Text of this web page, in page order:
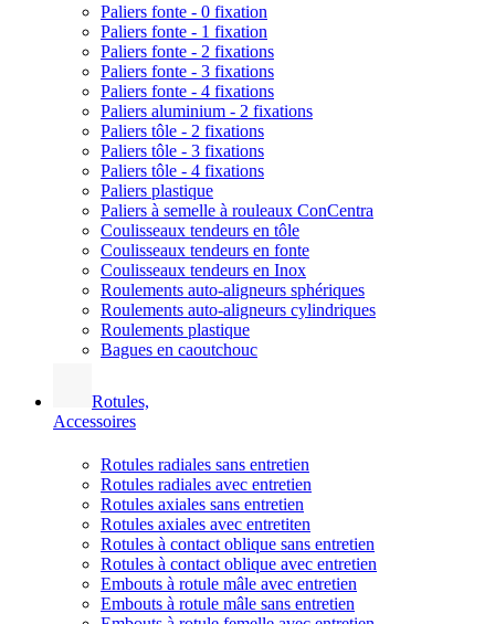
Paliers fonte - 0 fixation
Paliers fonte - 1 fixation
Paliers fonte - 2 fixations
Paliers fonte - 3 fixations
Paliers fonte - 4 fixations
Paliers aluminium - 2 fixations
Paliers tôle - 2 fixations
Paliers tôle - 3 fixations
Paliers tôle - 4 fixations
Paliers plastique
Paliers à semelle à rouleaux ConCentra
Coulisseaux tendeurs en tôle
Coulisseaux tendeurs en fonte
Coulisseaux tendeurs en Inox
Roulements auto-aligneurs sphériques
Roulements auto-aligneurs cylindriques
Roulements plastique
Bagues en caoutchouc
Rotules,
Accessoires
Rotules radiales sans entretien
Rotules radiales avec entretien
Rotules axiales sans entretien
Rotules axiales avec entretiten
Rotules à contact oblique sans entretien
Rotules à contact oblique avec entretien
Embouts à rotule mâle avec entretien
Embouts à rotule mâle sans entretien